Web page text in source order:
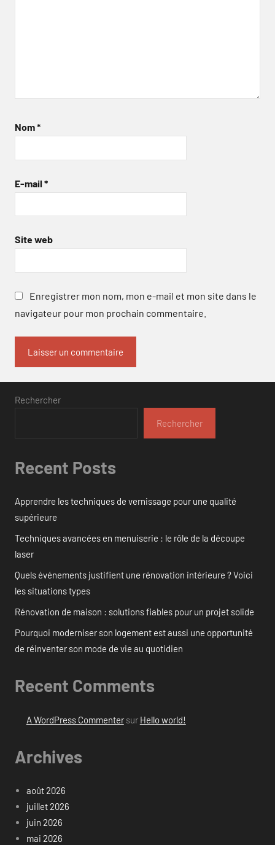
Nom*
E-mail *
Site web
Enregistrer mon nom, mon e-mail et mon site dans le
navigateur pour mon prochain commentaire.
Rechercher
Rechercher
Recent Posts
Apprendre les techniques de vernissage pour une qualité
supérieure
Techniques avancées en menuiserie : le rôle de la découpe
laser
Quels événements justifient une rénovation intérieure ? Voici
les situations types
Rénovation de maison : solutions fiables pour un projet solide
Pourquoi moderniser son logement est aussi une opportunité
de réinventer son mode de vie au quotidien
Recent Comments
A WordPress Commentersur Hello world!
Archives
août 2026
juillet 2026
juin 2026
mai 2026